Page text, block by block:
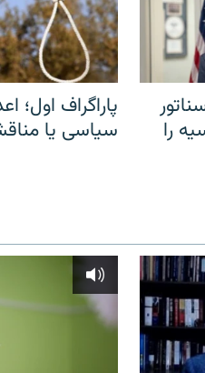
را
پاراگراف اول؛
سیاسی یا